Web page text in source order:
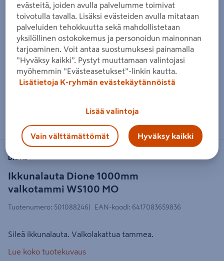
Zoomaa kuvaa sormilla kosketusnäytöllä
Ikkunalauta Dione 1000mm
valkotammi WS100 MO
DIONE
Tuotenumero: 501088246 EAN-koodi: 6417083659836
Sileä ikkunalauta. Valkolakattua tammea.
Lue koko tuotekuvaus
evästeitä, joiden avulla palvelumme toimivat
toivotulla tavalla. Lisäksi evästeiden avulla mitataan
palveluiden tehokkuutta sekä mahdollistetaan
yksilöllinen ostokokemus ja personoidun mainonnan
tarjoaminen. Voit antaa suostumuksesi painamalla
”Hyväksy kaikki”. Pystyt muuttamaan valintojasi
myöhemmin ”Evästeasetukset”-linkin kautta.
Lisätietoja K-ryhmän evästekäytännöistä
Lisää valintoja
Vain välttämättömät Hyväksy kaikki